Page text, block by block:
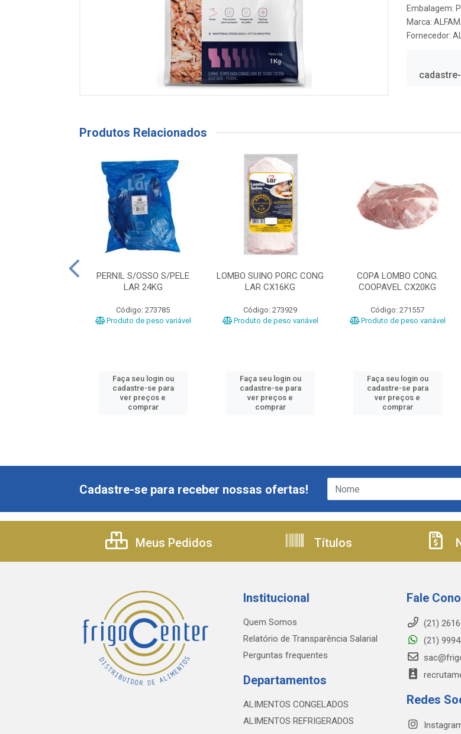
Embalagem:
Marca:
Fornecedor:
Produtos Relacionados
PERNIL S/OSSO S/PELE
LAR 24KG
Código: 273785
Produto de peso variável
Faça seu login ou
cadastre-se para
ver preços e
comprar
LOMBO SUINO PORC CONG
LAR CX16KG
Código: 273929
Produto de peso variável
Faça seu login ou
cadastre-se para
ver preços e
comprar
COPA LOMBO CONG.
COOPAVEL CX20KG
Código: 271557
Produto de peso variável
Faça seu login ou
cadastre-se para
ver preços e
comprar
Cadastre-se para receber nossas ofertas!
Meus Pedidos Títulos
Institucional
Quem Somos
Relatório de Transparência Salarial
Perguntas frequentes
Departamentos
ALIMENTOS CONGELADOS
ALIMENTOS REFRIGERADOS
Fale
(21)
(21)
Redes